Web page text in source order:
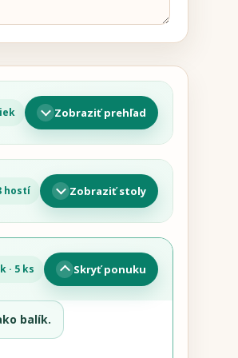
Zobraziť prehľad
hostí Zobraziť stoly
· 5 ks Skryť ponuku
balík.